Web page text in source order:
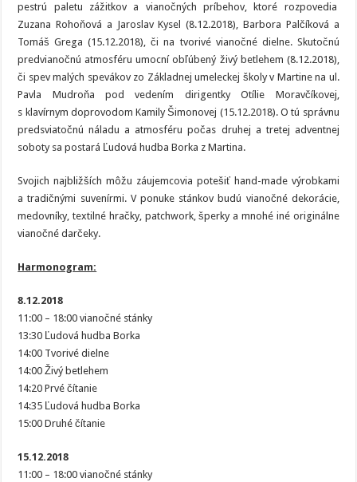
pestrú paletu zážitkov a vianočných príbehov, ktoré rozpovedia
Zuzana Rohoňová a Jaroslav Kysel (8.12.2018), Barbora Palčíková a
Tomáš Grega (15.12.2018), či na tvorivé vianočné dielne. Skutočnú
predvianočnú atmosféru umocní obľúbený živý betlehem (8.12.2018),
či spev malých spevákov zo Základnej umeleckej školy v Martine na ul.
Pavla Mudroňa pod vedením dirigentky Otílie Moravčíkovej,
s klavírnym doprovodom Kamily Šimonovej (15.12.2018). O tú správnu
predsviatočnú náladu a atmosféru počas druhej a tretej adventnej
soboty sa postará Ľudová hudba Borka z Martina.
Svojich najbližších môžu záujemcovia potešiť hand-made výrobkami
a tradičnými suvenírmi. V ponuke stánkov budú vianočné dekorácie,
medovníky, textilné hračky, patchwork, šperky a mnohé iné originálne
vianočné darčeky.
Harmonogram:
8.12.2018
11:00 – 18:00 vianočné stánky
13:30 Ľudová hudba Borka
14:00 Tvorivé dielne
14:00 Živý betlehem
14:20 Prvé čítanie
14:35 Ľudová hudba Borka
15:00 Druhé čítanie
15.12.2018
11:00 – 18:00 vianočné stánky